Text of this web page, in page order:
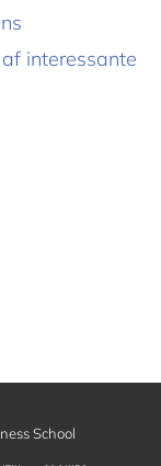
interessante
School